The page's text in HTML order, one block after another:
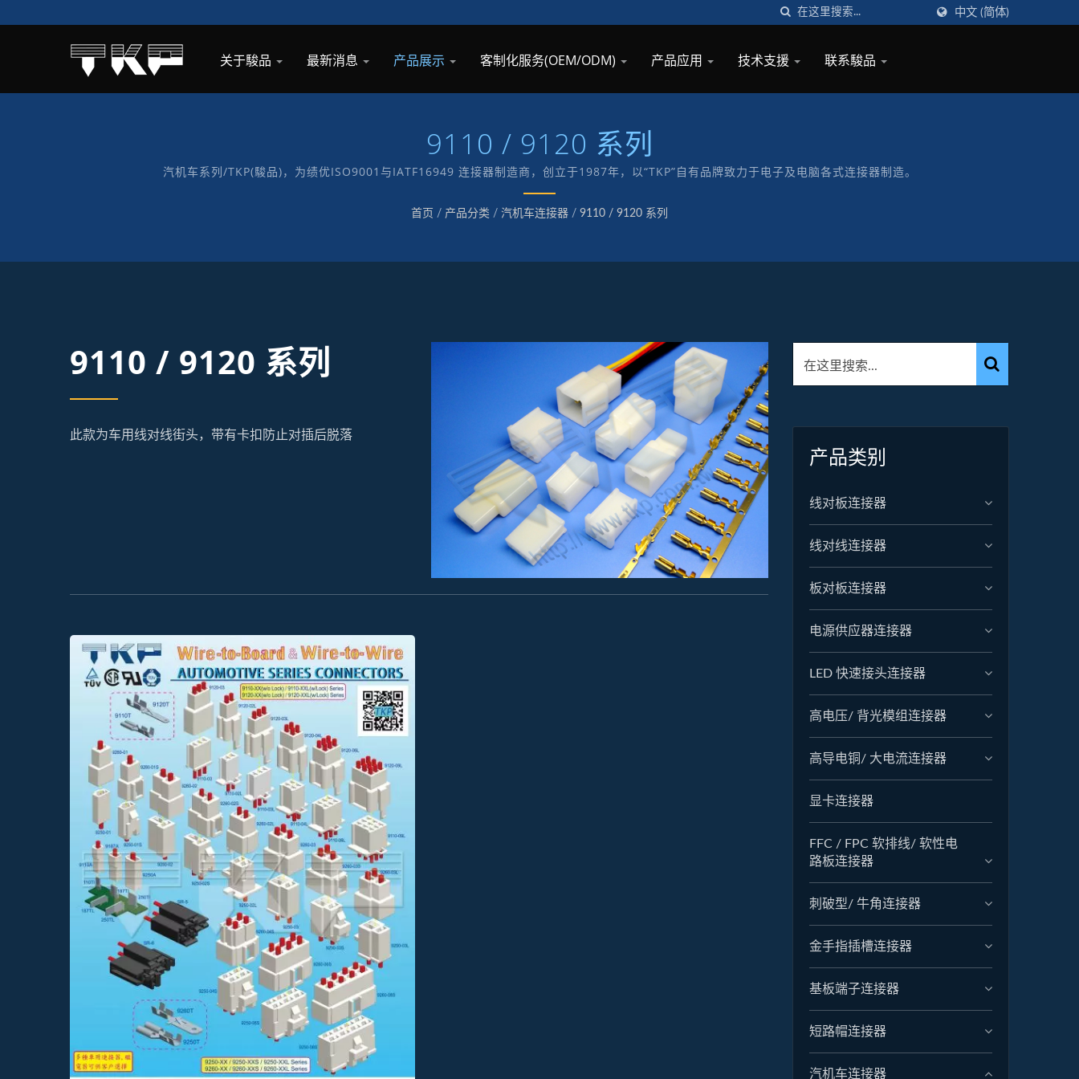
中文 (简体)
关于駿品 最新消息 产品展示 客制化服务(OEM/ODM) 产品应用 技术支援 联系駿品
9110 / 9120 系列
汽机车系列/TKP(駿品)，为绩优ISO9001与IATF16949 连接器制造商，创立于1987年，以“TKP”自有品牌致力于电子及电脑各式连接器制造。
首页 / 产品分类 / 汽机车连接器 / 9110 / 9120 系列
9110 / 9120 系列
此款为车用线对线街头，带有卡扣防止对插后脱落
产品类别
线对板连接器
线对线连接器
板对板连接器
电源供应器连接器
LED 快速接头连接器
高电压/ 背光模组连接器
高导电铜/ 大电流连接器
显卡连接器
FFC / FPC 软排线/ 软性电
路板连接器
刺破型/ 牛角连接器
金手指插槽连接器
基板端子连接器
短路帽连接器
汽机车连接器